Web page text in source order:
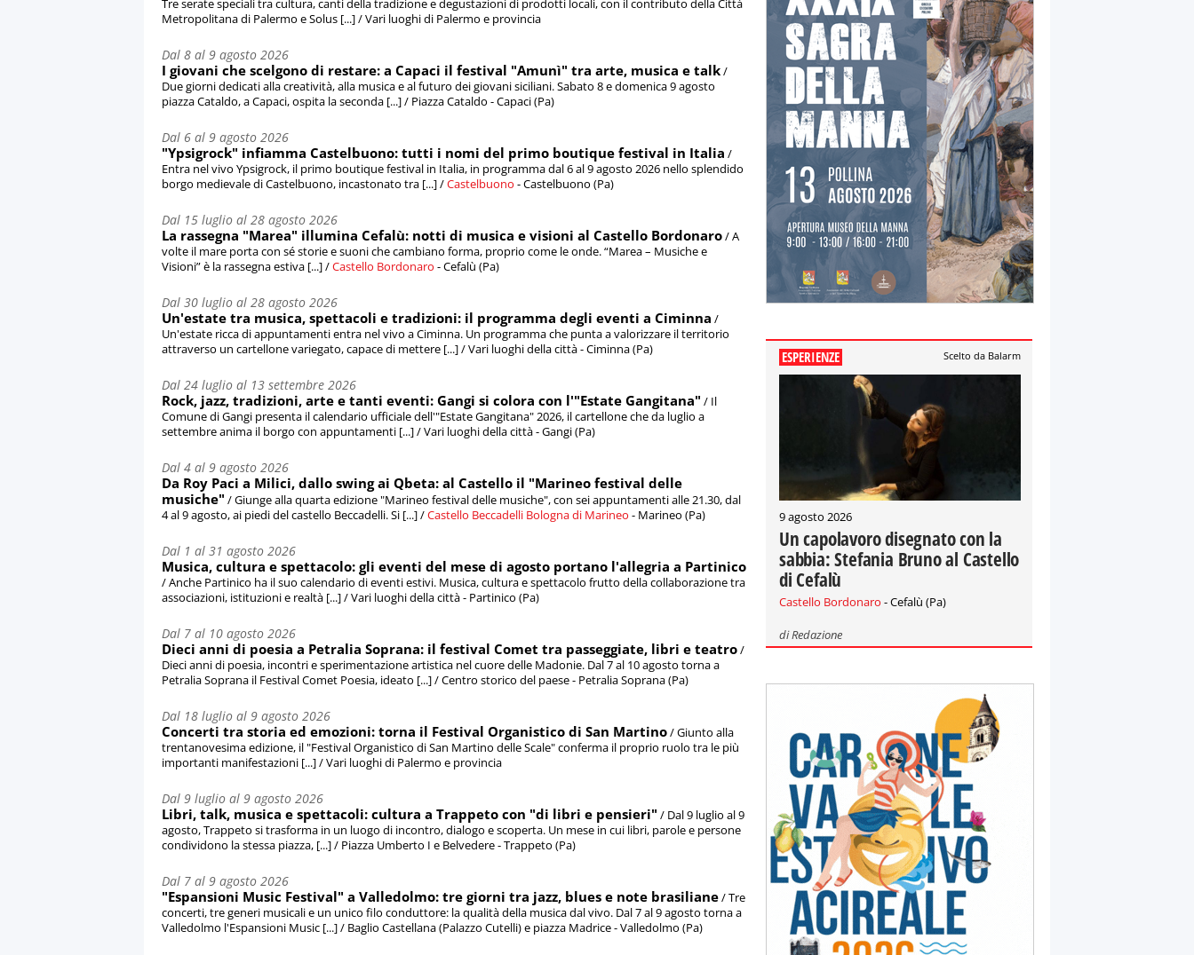
Tre serate speciali tra cultura, canti della tradizione e degustazioni di prodotti locali, con il contributo della Città
Metropolitana di Palermo e Solus [...] / Vari luoghi di Palermo e provincia
Dal 8 al 9 agosto 2026
I giovani che scelgono di restare: a Capaci il festival "Amunì" tra arte, musica e talk/
Due giorni dedicati alla creatività, alla musica e al futuro dei giovani siciliani. Sabato 8 e domenica 9 agosto
piazza Cataldo, a Capaci, ospita la seconda [...] / Piazza Cataldo - Capaci (Pa)
Dal 6 al 9 agosto 2026
"Ypsigrock" infiamma Castelbuono: tutti i nomi del primo boutique festival in Italia /
Entra nel vivo Ypsigrock, il primo boutique festival in Italia, in programma dal 6 al 9 agosto 2026 nello splendido
borgo medievale di Castelbuono, incastonato tra [...] /Castelbuono - Castelbuono (Pa)
Dal 15 luglio al 28 agosto 2026
La rassegna "Marea" illumina Cefalù: notti di musica e visioni al Castello Bordonaro/ A
volte il mare porta con sé storie e suoni che cambiano forma, proprio come le onde. “Marea – Musiche e
Visioni” è la rassegna estiva [...] /Castello Bordonaro - Cefalù (Pa)
Dal 30 luglio al 28 agosto 2026
Un'estate tra musica, spettacoli e tradizioni: il programma degli eventi a Ciminna /
Un'estate ricca di appuntamenti entra nel vivo a Ciminna. Un programma che punta a valorizzare il territorio
attraverso un cartellone variegato, capace di mettere [...] / Vari luoghi della città - Ciminna (Pa)
Dal 24 luglio al 13 settembre 2026
Rock, jazz, tradizioni, arte e tanti eventi: Gangi si colora con l'"Estate Gangitana" / Il
Comune di Gangi presenta il calendario ufficiale dell'"Estate Gangitana" 2026, il cartellone che da luglio a
settembre anima il borgo con appuntamenti [...] / Vari luoghi della città - Gangi (Pa)
Dal 4 al 9 agosto 2026
Da Roy Paci a Milici, dallo swing ai Qbeta: al Castello il "Marineo festival delle
musiche" / Giunge alla quarta edizione "Marineo festival delle musiche", con sei appuntamenti alle 21.30, dal
4 al 9 agosto, ai piedi del castello Beccadelli. Si [...] /Castello Beccadelli Bologna di Marineo - Marineo (Pa)
Dal 1 al 31 agosto 2026
Musica, cultura e spettacolo: gli eventi del mese di agosto portano l'allegria a Partinico
/ Anche Partinico ha il suo calendario di eventi estivi. Musica, cultura e spettacolo frutto della collaborazione tra
associazioni, istituzioni e realtà [...] / Vari luoghi della città - Partinico (Pa)
Dal 7 al 10 agosto 2026
Dieci anni di poesia a Petralia Soprana: il festival Comet tra passeggiate, libri e teatro/
Dieci anni di poesia, incontri e sperimentazione artistica nel cuore delle Madonie. Dal 7 al 10 agosto torna a
Petralia Soprana il Festival Comet Poesia, ideato [...] / Centro storico del paese - Petralia Soprana (Pa)
Dal 18 luglio al 9 agosto 2026
Concerti tra storia ed emozioni: torna il Festival Organistico di San Martino/ Giunto alla
trentanovesima edizione, il "Festival Organistico di San Martino delle Scale" conferma il proprio ruolo tra le più
importanti manifestazioni [...] / Vari luoghi di Palermo e provincia
Dal 9 luglio al 9 agosto 2026
Libri, talk, musica e spettacoli: cultura a Trappeto con "di libri e pensieri" / Dal 9 luglio al 9
agosto, Trappeto si trasforma in un luogo di incontro, dialogo e scoperta. Un mese in cui libri, parole e persone
condividono la stessa piazza, [...] / Piazza Umberto I e Belvedere - Trappeto (Pa)
Dal 7 al 9 agosto 2026
"Espansioni Music Festival" a Valledolmo: tre giorni tra jazz, blues e note brasiliane/ Tre
concerti, tre generi musicali e un unico filo conduttore: la qualità della musica dal vivo. Dal 7 al 9 agosto torna a
Valledolmo l'Espansioni Music [...] / Baglio Castellana (Palazzo Cutelli) e piazza Madrice - Valledolmo (Pa)
ESPERIENZE Scelto da Balarm
9 agosto 2026
Un capolavoro disegnato con la
sabbia: Stefania Bruno al Castello
di Cefalù
Castello Bordonaro - Cefalù (Pa)
diRedazione